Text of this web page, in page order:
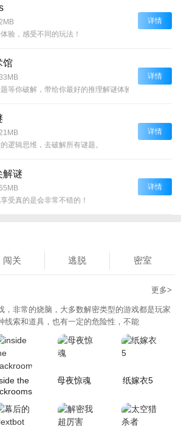
验，感受不同的玩法！
详情
馆
等你破解，带给你最好的推理解谜体验
详情
逻辑思维，去破解所有谜题。
详情
解谜
受真的是会非常不错的！
详情
闯关 逃脱 密室
更多>
，非常的烧脑，大多数解密类型的游戏都是玩家
线索和道具，也有一定的危险性，不能
the
母夜惊魂 纸嫁衣5